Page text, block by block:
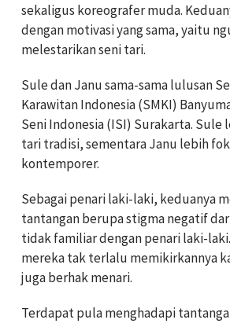
sekaligus koreografer muda.
dengan motivasi yang sama, yaitu
melestarikan seni tari.
Sule dan Janu sama-sama lulusan
Karawitan Indonesia (SMKI)
Seni Indonesia (ISI) Surakarta. Sule
tari tradisi, sementara Janu lebih
kontemporer.
Sebagai penari laki-laki, keduanya
tantangan berupa stigma negatif
tidak familiar dengan penari laki-
mereka tak terlalu memikirkannya
juga berhak menari.
Terdapat pula menghadapi